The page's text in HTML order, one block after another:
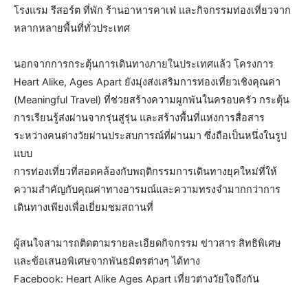
โรงแรม รีสอร์ต ที่พัก ร้านอาหารคาเฟ่ และกิจกรรมท่องเที่ยวจาก
หลากหลายพื้นที่ทั่วประเทศ
นอกจากการกระตุ้นการเดินทางภายในประเทศแล้ว โครงการ
Heart Alike, Ages Apart ยังมุ่งส่งเสริมการท่องเที่ยวเชิงคุณค่า
(Meaningful Travel) ที่ช่วยสร้างความผูกพันในครอบครัว กระตุ้น
การเรียนรู้ส่งผ่านจากรุ่นสู่รุ่น และสร้างพื้นที่แห่งการสื่อสาร
ระหว่างคนต่างวัยผ่านประสบการณ์ที่ผ่านมา ซึ่งถือเป็นหนึ่งในรูป
แบบ
การท่องเที่ยวที่สอดคล้องกับพฤติกรรมการเดินทางยุคใหม่ที่ให้
ความสำคัญกับคุณค่าทางอารมณ์และความทรงจำมากกว่าการ
เดินทางเพียงเพื่อเยี่ยมชมสถานที่
ผู้สนใจสามารถติดตามรายละเอียดกิจกรรม ข่าวสาร สิทธิพิเศษ
และข้อเสนอพิเศษจากพันธมิตรต่างๆ ได้ทาง
Facebook: Heart Alike Ages Apart เที่ยวต่างวัยใจถึงกัน